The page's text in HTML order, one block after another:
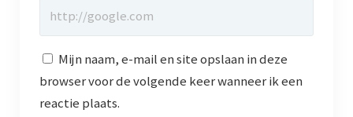
Archief
Werkgroepen
Mijn naam, e-mail en site opslaan in deze
browser voor de volgende keer wanneer ik een
reactie plaats.